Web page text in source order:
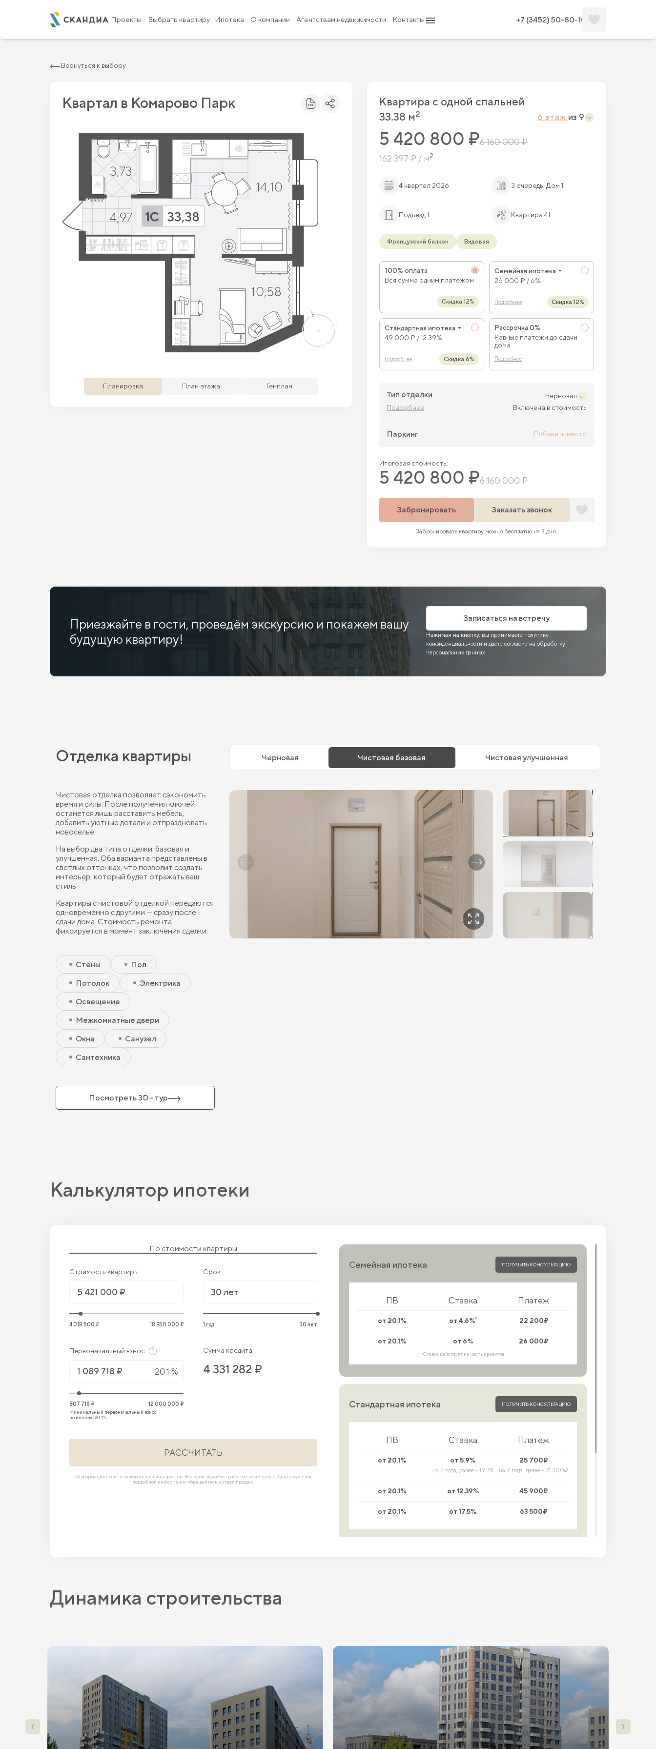
Проекты Выбрать квартиру Ипотека О компании Агентствам недвижимости Контакты +7 (3452) 50-80-10
Вернуться к выбору
Квартал в Комарово Парк
Планировка План этажа Генплан
Квартира c одной спальней
33.38 м2 6 этаж из 9
5 420 800 ₽6 160 000 ₽
162 397 ₽ / м2
4 квартал 2026 3 очередь. Дом 1
Подъезд 1 Квартира 41
Французский балкон Видовая
100% оплата
Вся сумма одним платежом
Скидка 12%
Семейная ипотека
26 000 ₽ / 6%
Подробнее Скидка 12%
Стандартная ипотека
49 000 ₽ / 12.39%
Подробнее Скидка 6%
Рассрочка 0%
Равные платежи до сдачи
дома
Подробнее
Тип отделки
Черновая
Подробнее
Включена в стоимость
Паркинг Добавить место
Итоговая стоимость:
5 420 800 ₽6 160 000 ₽
Забронировать Заказать звонок
Забронировать квартиру можно бесплатно на 3 дня.
Квартира c одной спальней 33.38 м 5 420 800 ₽6 160 000 ₽ Забронировать Планировка
Приезжайте в гости, проведём экскурсию и покажем вашу
будущую квартиру!
Записаться на встречу
Нажимая на кнопку, вы принимаете политику
конфиденциальности и даёте согласие на обработку
персональных данных
Отделка квартиры Черновая Чистовая базовая Чистовая улучшенная
Чистовая отделка позволяет сэкономить
время и силы. После получения ключей
останется лишь расставить мебель,
добавить уютные детали и отпраздновать
новоселье.
На выбор два типа отделки: базовая и
улучшенная. Оба варианта представлены в
светлых оттенках, что позволит создать
интерьер, который будет отражать ваш
стиль.
Квартиры с чистовой отделкой передаются
одновременно с другими — сразу после
сдачи дома. Стоимость ремонта
фиксируется в момент заключения сделки.
Скрытый элемент 2 - Чистовая базовая
Скрытый элемент 1 - Чистовая базовая
Стены
Пол
Потолок
Электрика
Освещение
Межкомнатные двери
Окна
Санузел
Сантехника
Посмотреть 3D - тур
Калькулятор ипотеки
По стоимости квартиры
Стоимость квартиры
4 018 500 ₽ 18 950 000 ₽
Срок
1 год 30 лет
Первоначальный взнос
20.1 %
807 718 ₽
12 000 000 ₽
Минимальный первоначальный взнос
по ипотеке 20.1%.
Сумма кредита
4 331 282 ₽
РАССЧИТАТЬ
Информация носит ознакомительный характер. Все производимые расчеты примерные. Для получения
подробной информации обращайтесь в отдел продаж.
Семейная ипотека ПОЛУЧИТЬ КОНСУЛЬТАЦИЮ
ПВ Ставка Платеж
от 20.1% от 4.6%* 22 200₽
от 20.1% от 6% 26 000₽
*Ставка действует на часть проектов
Стандартная ипотека ПОЛУЧИТЬ КОНСУЛЬТАЦИЮ
ПВ Ставка Платеж
от 20.1% от 5.9%
на 2 года, далее - 19.7%
25 700₽
на 2 года, далее - 71 300₽
от 20.1% от 12.39% 45 900₽
от 20.1% от 17.5% 63 500₽
Динамика строительства